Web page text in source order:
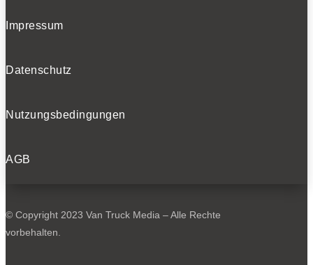
Impressum
Datenschutz
Nutzungsbedingungen
AGB
© Copyright 2023 Van Truck Media – Alle Rechte
vorbehalten.